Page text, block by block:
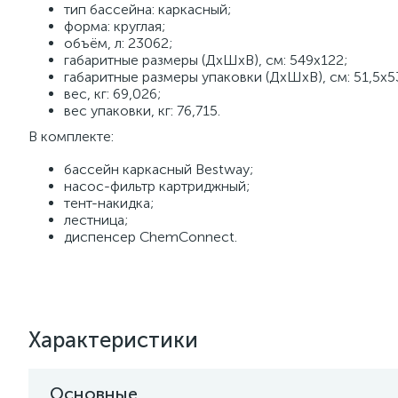
тип бассейна: каркасный;
форма: круглая;
объём, л: 23062;
габаритные размеры (ДхШхВ), см: 549х122;
габаритные размеры упаковки (ДхШхВ), см:
вес, кг: 69,026;
вес упаковки, кг: 76,715.
В комплекте:
бассейн каркасный Bestway;
насос-фильтр картриджный;
тент-накидка;
лестница;
диспенсер ChemConnect.
Характеристики
Основные